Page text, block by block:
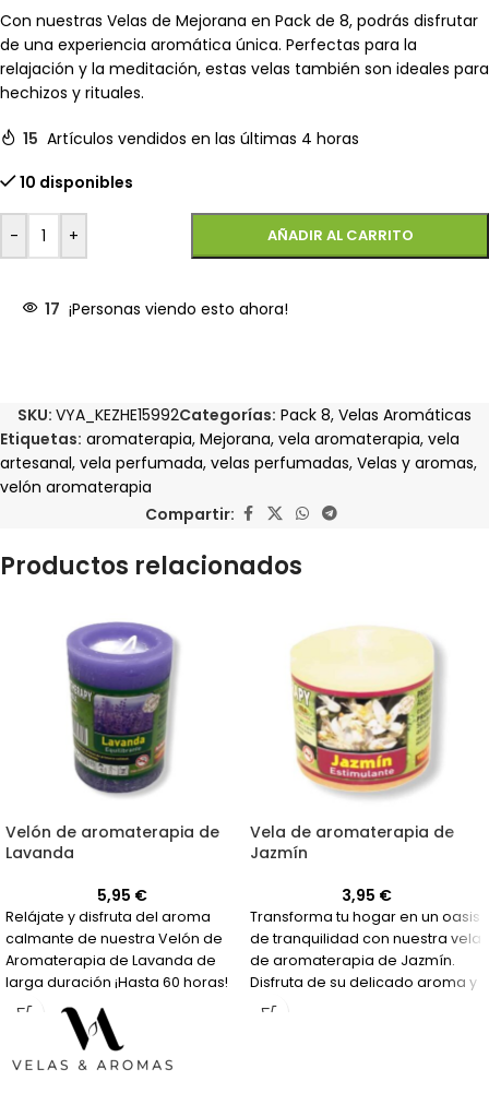
Con nuestras Velas de Mejorana en Pack de 8, podrás disfrutar
de una experiencia aromática única. Perfectas para la
relajación y la meditación, estas velas también son ideales para
hechizos y rituales.
15 Artículos vendidos en las últimas 4 horas
10 disponibles
- + AÑADIR AL CARRITO
17 ¡Personas viendo esto ahora!
SKU: VYA_KEZHE15992Categorías: Pack 8, Velas Aromáticas
Etiquetas: aromaterapia, Mejorana, vela aromaterapia, vela
artesanal, vela perfumada, velas perfumadas, Velas y aromas,
velón aromaterapia
Compartir:
Productos relacionados
Velón de aromaterapia de
Lavanda
5,95 €
Relájate y disfruta del aroma
calmante de nuestra Velón de
Aromaterapia de Lavanda de
larga duración ¡Hasta 60 horas!
Vela de aromaterapia de
Jazmín
3,95 €
Transforma tu hogar en un oasis
de tranquilidad con nuestra vela
de aromaterapia de Jazmín.
Disfruta de su delicado aroma y
siente cómo el estrés